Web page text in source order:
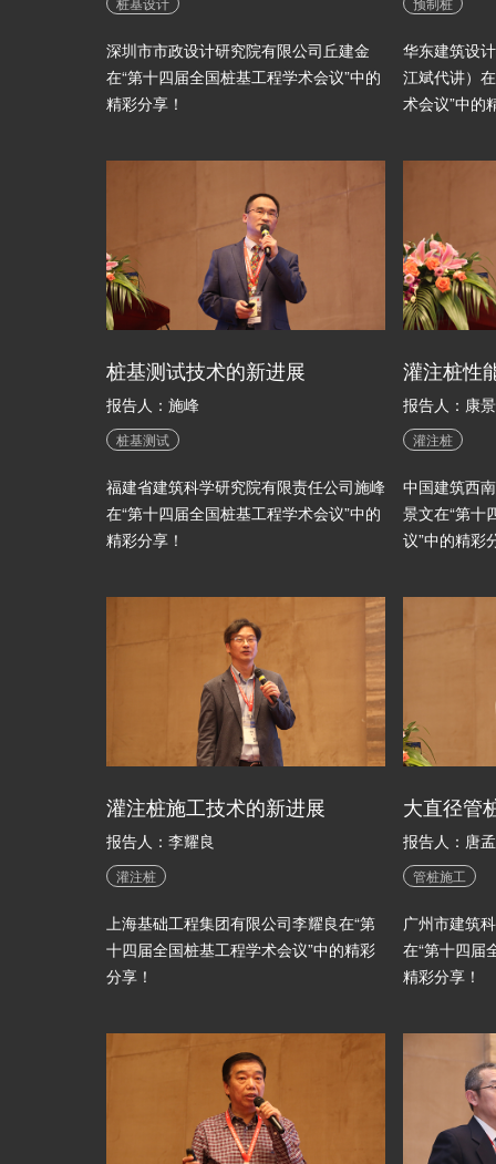
深圳市市政设计研究院有限公司丘建金
在“第十四届全国桩基工程学术会议”中的
精彩分享！
华东建筑设
江斌代讲）
术会议”中的
桩基测试技术的新进展
报告人：施峰
桩基测试
福建省建筑科学研究院有限责任公司施峰
在“第十四届全国桩基工程学术会议”中的
精彩分享！
灌注桩性
报告人：康
灌注桩
中国建筑西
景文在“第十
议”中的精彩
灌注桩施工技术的新进展
报告人：李耀良
灌注桩
上海基础工程集团有限公司李耀良在“第
十四届全国桩基工程学术会议”中的精彩
分享！
大直径管
报告人：唐
管桩施工
广州市建筑
在“第十四届
精彩分享！